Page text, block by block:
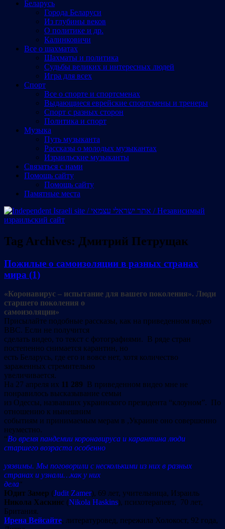
Беларусь
Города Беларуси
Из глубины веков
О политике и др.
Калинковичи
Все о шахматах
Шахматы и политика
Судьбы великих и интересных людей
Игра для всех
Спорт
Все о спорте и спортсменах
Выдающиеся еврейские спортсмены и тренеры
Спорт с разных сторон
Политика и спорт
Музыка
Путь музыканта
Рассказы о молодых музыкантах
Израильские музыканты
Cвязаться с нами
Помощь сайту
Помощь сайту
Памятные места
Tag Archives: Дмитрий Петрущак
Пожилые о самоизоляции в разных странах
мира (1)
«Коронавирус – испытание для вашего поколения». Люди
старшего поколения о
самоизоляции»
Присылайте подобные рассказы, как на приведенном видео
BBC. Если не получится
сделать видео, то текст с фотографиями. В ряде стран
постепенно снимается карантин, но
есть Беларусь, где его и вовсе нет, хотя количество
зараженных стремительно
увеличивается.
На 27 апреля их 11 289 В приведенном видео мне не
понравилось высказывание семьи
из Одессы, назвавших украинского президента “клоуном”. По
отношению к нынешним
событиям и принимаемым мерам в ,Украине оно совершенно
неуместно.
“Во время пандемии коронавируса и карантина люди
старшего возраста особенно
уязвимы. Мы поговорили с несколькими из них в разных
странах и узнали…как у них
дела“
Юдит Замер (Judit Zamer), 69 лет, учительница, Израиль
Никола Хаскинс (Nikola Haskins), психотерапевт, 70 лет,
Британия.
Ирена Вейсайте, литературовед, пережила Холокост, 92 года,